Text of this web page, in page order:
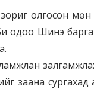
олгосон мөн
одоо Шинэ
заана